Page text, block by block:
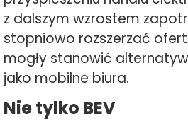
z dalszym wzrostem
stopniowo rozszerzać
mogły stanowić
jako mobilne biura.
Nie tylko BEV